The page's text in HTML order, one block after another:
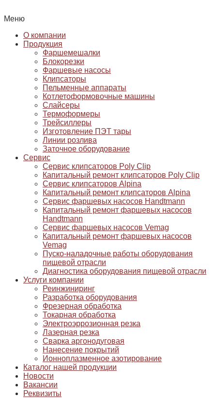
Меню
О компании
Продукция
Фаршемешалки
Блокорезки
Фаршевые насосы
Клипсаторы
Пельменные аппараты
Котлетоформовочные машины
Слайсеры
Термоформеры
Трейсиллеры
Изготовление ПЭТ тары
Линии розлива
Заточное оборудование
Сервис
Сервис клипсаторов Poly Clip
Капитальный ремонт клипсаторов Poly Clip
Сервис клипсаторов Alpina
Капитальный ремонт клипсаторов Alpina
Сервис фаршевых насосов Handtmann
Капитальный ремонт фаршевых насосов
Handtmann
Сервис фаршевых насосов Vemag
Капитальный ремонт фаршевых насосов
Vemag
Пуско-наладочные работы оборудования
пищевой отрасли
Диагностика оборудования пищевой отрасли
Услуги компании
Реинжиниринг
Разработка оборудования
Фрезерная обработка
Токарная обработка
Электроэррозионная резка
Лазерная резка
Сварка аргонодуговая
Нанесение покрытий
Ионноплазменное азотирование
Каталог нашей продукции
Новости
Вакансии
Реквизиты